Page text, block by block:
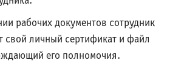
рабочих документов сотрудник
свой личный сертификат и файл
его полномочия.